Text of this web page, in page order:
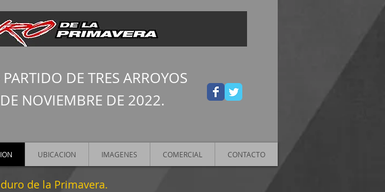
DE TRES ARROYOS
NOVIEMBRE DE 2022.
de la Primavera.
UBICACION IMAGENES COMERCIAL CONTACTO